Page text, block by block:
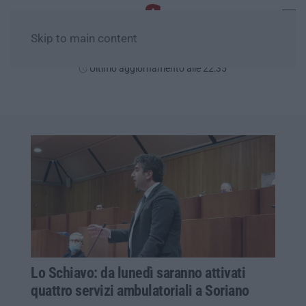
Skip to main content
Ultimo aggiornamento alle 22:35
Lo Schiavo: da lunedì saranno attivati
quattro servizi ambulatoriali a Soriano